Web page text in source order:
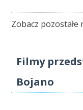
Zobacz pozostałe
Filmy
Bojano